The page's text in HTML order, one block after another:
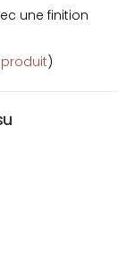
une finition
)